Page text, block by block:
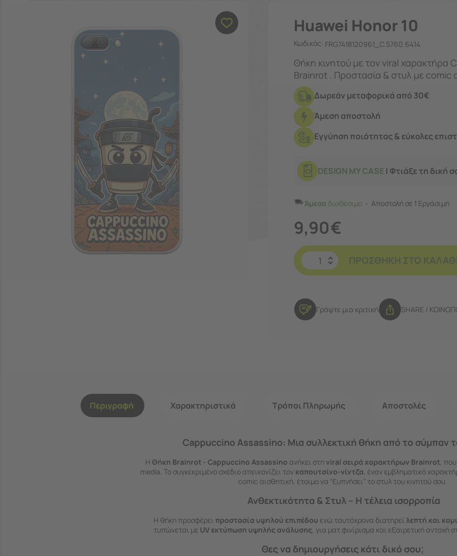
Huawei Honor 10
Κωδικός: FRG7418120961_C.5760.6414
Θήκη κινητού με τον viral χαρακτήρα Cappuccino Assassino από τη σειρά
Brainrot . Προστασία & στυλ με comic
Δωρεάν μεταφορικά από 30€
Άμεση αποστολή
Εγγύηση ποιότητας & εύκολες
DESIGN MY CASE | Φτιάξε τη δική
Άμεσα διαθέσιμο Αποστολή σε 1 Εργάσιμη
9,90€
ΠΡΟΣΘΉΚΗ ΣΤΟ ΚΑΛΆΘΙ
Γράψτε μια κριτική SHARE /
Περιγραφή Χαρακτηριστικά Τρόποι Πληρωμής Αποστολές
Cappuccino Assassino: Μια συλλεκτική θήκη από το σύμπαν
Η Θήκη Brainrot - Cappuccino Assassino ανήκει στη viral σειρά χαρακτήρων Brainrot,
media. Το συγκεκριμένο σχέδιο απεικονίζει τον καπουτσίνο-νίντζα, έναν εμβληματικό
comic αισθητική, έτοιμο να “ξυπνήσει” το στυλ του κινητού σου.
Ανθεκτικότητα & Στυλ – Η τέλεια ισορροπία
Η θήκη προσφέρει προστασία υψηλού επιπέδου ενώ ταυτόχρονα διατηρεί λεπτή και
τυπώνεται με UV εκτύπωση υψηλής ανάλυσης, για ματ φινίρισμα και εξαιρετική αντοχή
Θες να δημιουργήσεις κάτι δικό σου;